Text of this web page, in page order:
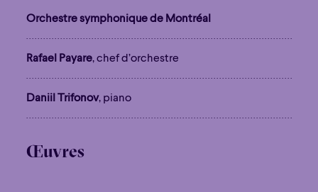
Orchestre symphonique de Montréal
Rafael Payare, chef d’orchestre
Daniil Trifonov, piano
Œuvres